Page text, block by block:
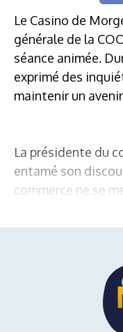
Le Casino de
générale de la
séance animée.
exprimé des
maintenir un
La présidente du
entamé son
commerce ne se